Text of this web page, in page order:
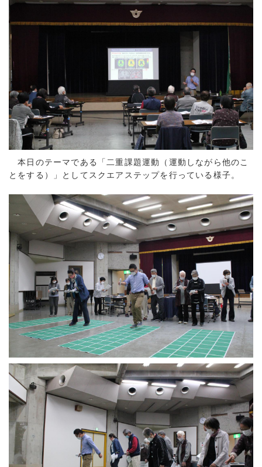
本日のテーマである「二重課題運動（運動しながら他のこ
とをする）」としてスクエアステップを行っている様子。